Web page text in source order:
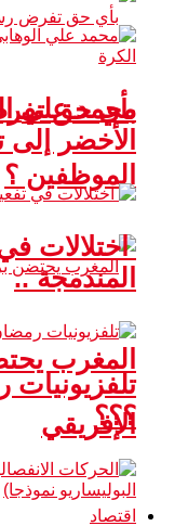
بأي حق
الموظفين ؟
المغرب
الإفريقي
اقتصاد
محمد علي
الأخضر
اختلالات
المندمجة ..
؟؟؟